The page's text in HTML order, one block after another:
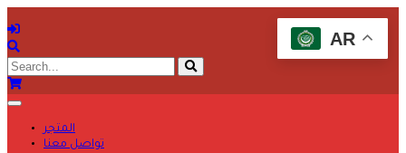
المتجر
تواصل معنا
AR